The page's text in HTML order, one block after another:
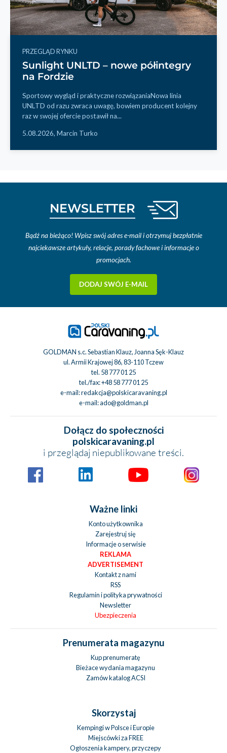
PRZEGLĄD RYNKU
Sunlight UNLTD – nowe półintegry
na Fordzie
Sportowy wygląd i praktyczne rozwiązaniaNowa linia
UNLTD od razu zwraca uwagę, bowiem producent kolejny
raz w swojej ofercie postawił na...
5.08.2026, Marcin Turko
NEWSLETTER
Bądź na bieżąco! Wpisz swój adres e-mail i otrzymuj bezpłatnie
najciekawsze artykuły, relacje, porady fachowe i informacje o
promocjach.
DODAJ SWÓJ E-MAIL
GOLDMAN s.c. Sebastian Klauz, Joanna Sęk-Klauz
ul. Armii Krajowej 86, 83-110 Tczew
tel. 58 777 01 25
tel./fax:+48 58 777 01 25
e-mail:redakcja@polskicaravaning.pl
e-mail:ado@goldman.pl
Dołącz do społeczności
polskicaravaning.pl
i przeglądaj niepublikowane treści.
Ważne linki
Konto użytkownika
Zarejestruj się
Informacje o serwisie
REKLAMA
ADVERTISEMENT
Kontakt z nami
RSS
Regulamin i polityka prywatności
Newsletter
Ubezpieczenia
Prenumerata magazynu
Kup prenumeratę
Bieżace wydania magazynu
Zamów katalog ACSI
Skorzystaj
Kempingi w Polsce i Europie
Miejscówki za FREE
Ogłoszenia kampery, przyczepy